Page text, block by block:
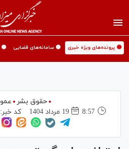
🟡 پرونده‌های ویژه خبری 🟡 سامانه‌های قضایی
حقوق بشر
8:57
19 مرداد 1404 کد خبر: